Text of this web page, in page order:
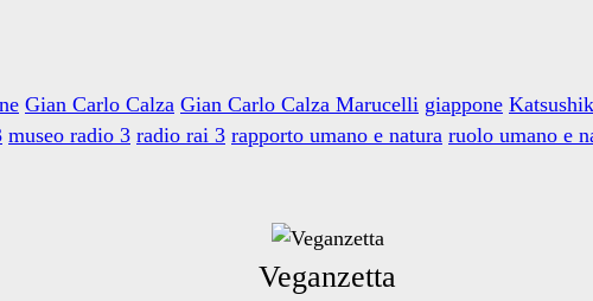
Gian Carlo Calza Gian Carlo Calza Marucelli giappone
museo radio 3 radio rai 3 rapporto umano e natura ruolo umano e
Veganzetta